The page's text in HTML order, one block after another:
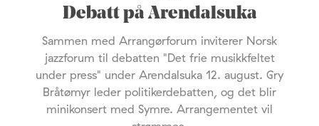
Debatt på Arendalsuka
Sammen med Arrangørforum inviterer Norsk
jazzforum til debatten "Det frie musikkfeltet
under press" under Arendalsuka 12. august. Gry
Bråtømyr leder politikerdebatten, og det blir
minikonsert med Symre. Arrangementet vil